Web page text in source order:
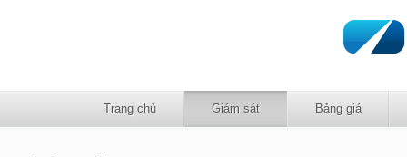
Trang chủ Giám sát Bảng giá